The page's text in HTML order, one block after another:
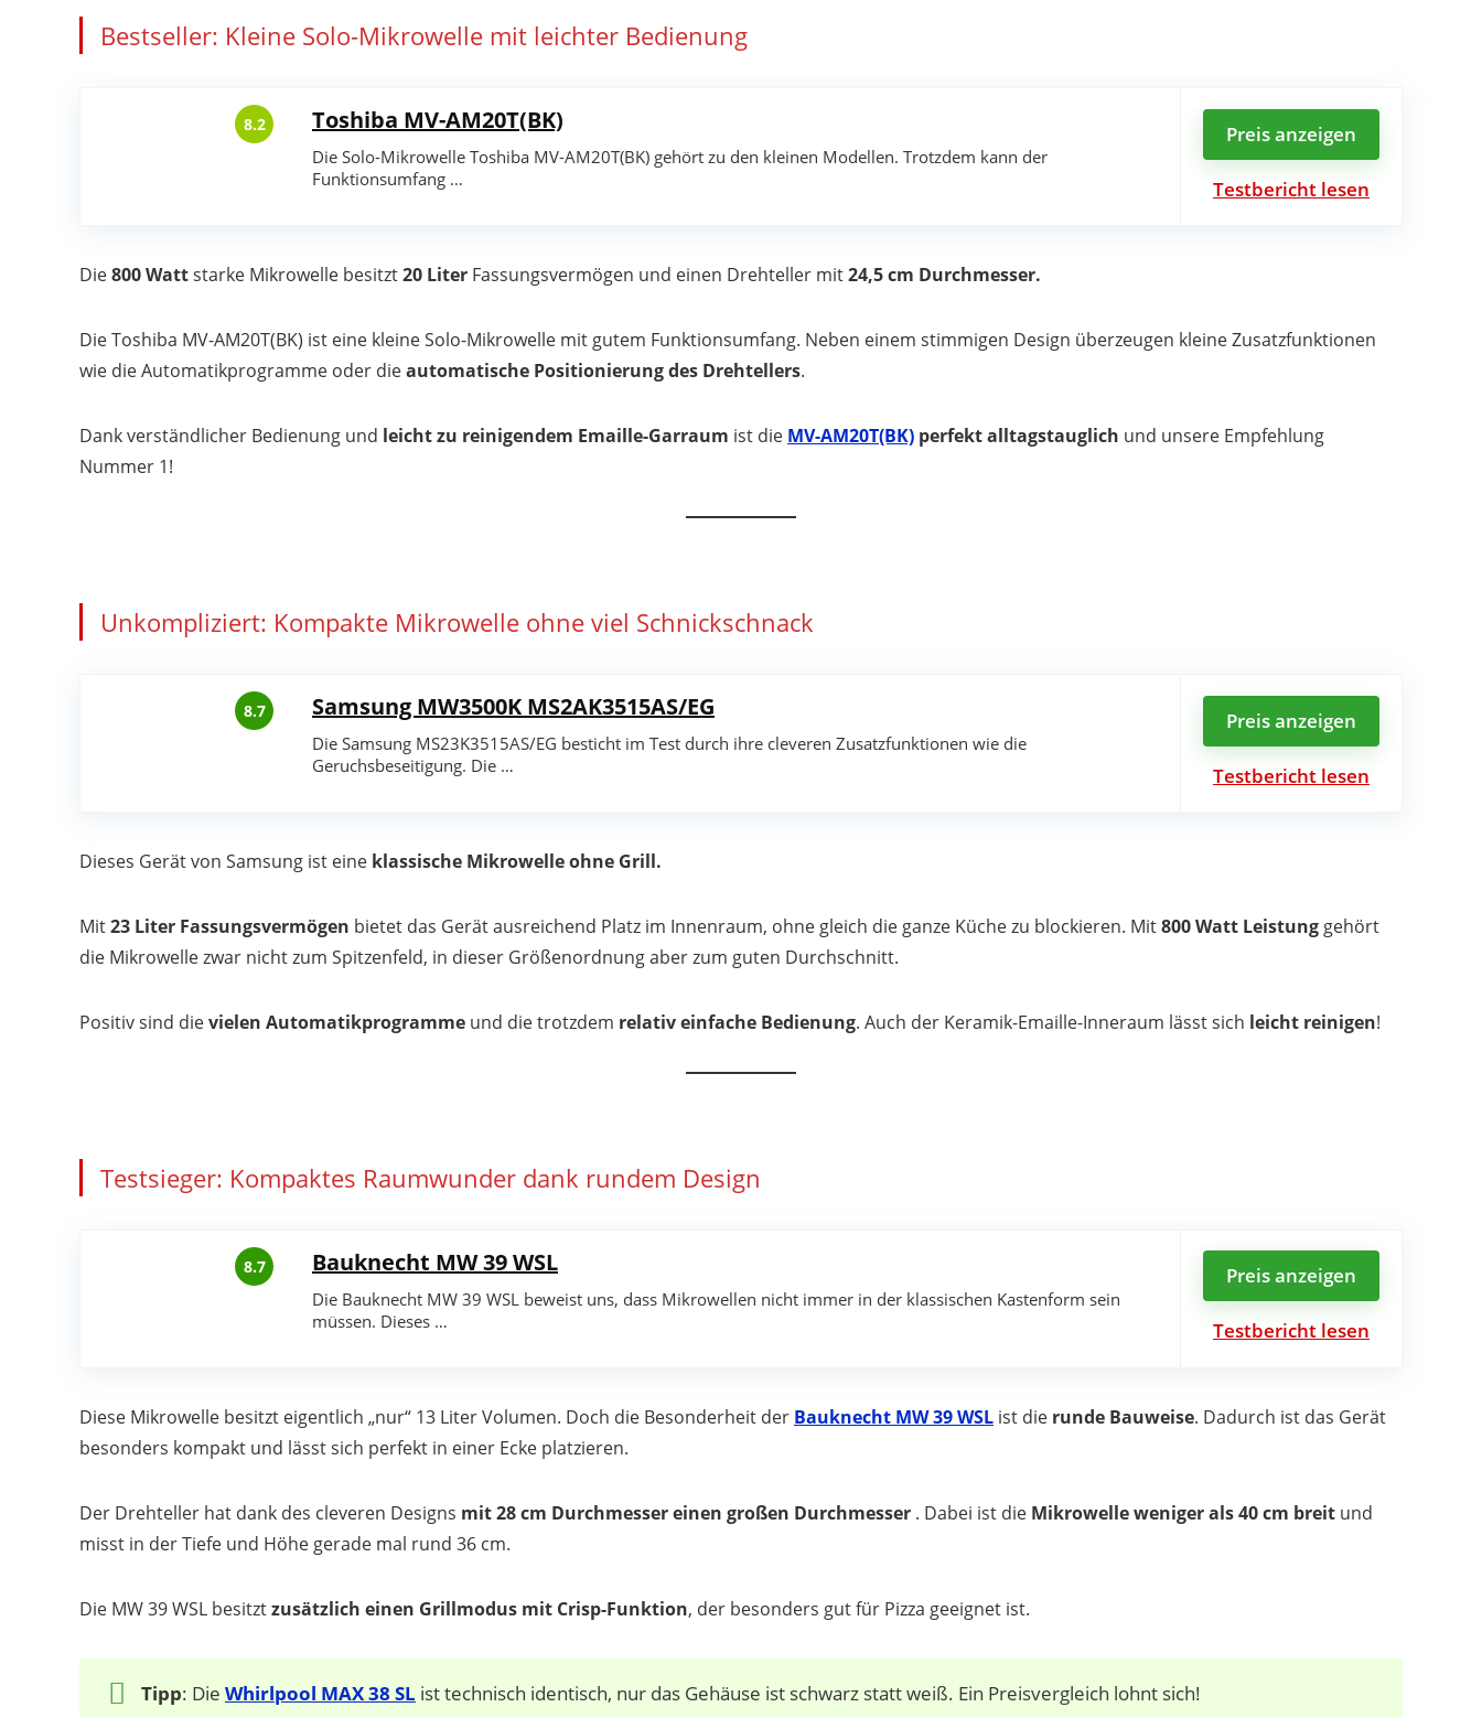
Bestseller: Kleine Solo-Mikrowelle mit leichter Bedienung
8.2 Toshiba MV-AM20T(BK)
Die Solo-Mikrowelle Toshiba MV-AM20T(BK) gehört zu den kleinen Modellen. Trotzdem kann der
Funktionsumfang …
Preis anzeigen
Testbericht lesen
Die800 Wattstarke Mikrowelle besitzt20 Liter Fassungsvermögen und einen Drehteller mit24,5 cm Durchmesser.
Die Toshiba MV-AM20T(BK) ist eine kleine Solo-Mikrowelle mit gutem Funktionsumfang. Neben einem stimmigen Design überzeugen kleine Zusatzfunktionen
wie die Automatikprogramme oder dieautomatische Positionierung des Drehtellers.
Dank verständlicher Bedienung und leicht zu reinigendem Emaille-Garraum ist die MV-AM20T(BK) perfekt alltagstauglich und unsere Empfehlung
Nummer 1!
Unkompliziert: Kompakte Mikrowelle ohne viel Schnickschnack
8.7 Samsung MW3500K MS2AK3515AS/EG
Die Samsung MS23K3515AS/EG besticht im Test durch ihre cleveren Zusatzfunktionen wie die
Geruchsbeseitigung. Die …
Preis anzeigen
Testbericht lesen
Dieses Gerät von Samsung ist eine klassische Mikrowelle ohne Grill.
Mit23 Liter Fassungsvermögen bietet das Gerät ausreichend Platz im Innenraum, ohne gleich die ganze Küche zu blockieren. Mit800 Watt Leistung gehört
die Mikrowelle zwar nicht zum Spitzenfeld, in dieser Größenordnung aber zum guten Durchschnitt.
Positiv sind dievielen Automatikprogramme und die trotzdem relativ einfache Bedienung. Auch der Keramik-Emaille-Inneraum lässt sich leicht reinigen!
Testsieger: Kompaktes Raumwunder dank rundem Design
8.7 Bauknecht MW 39 WSL
Die Bauknecht MW 39 WSL beweist uns, dass Mikrowellen nicht immer in der klassischen Kastenform sein
müssen. Dieses …
Preis anzeigen
Testbericht lesen
Diese Mikrowelle besitzt eigentlich „nur“ 13 Liter Volumen. Doch die Besonderheit der Bauknecht MW 39 WSL ist die runde Bauweise. Dadurch ist das Gerät
besonders kompakt und lässt sich perfekt in einer Ecke platzieren.
Der Drehteller hat dank des cleveren Designs mit 28 cm Durchmesser einen großen Durchmesser . Dabei ist die Mikrowelle weniger als 40 cm breit und
misst in der Tiefe und Höhe gerade mal rund 36 cm.
Die MW 39 WSL besitztzusätzlich einen Grillmodus mit Crisp-Funktion, der besonders gut für Pizza geeignet ist.
Tipp: Die Whirlpool MAX 38 SL ist technisch identisch, nur das Gehäuse ist schwarz statt weiß. Ein Preisvergleich lohnt sich!